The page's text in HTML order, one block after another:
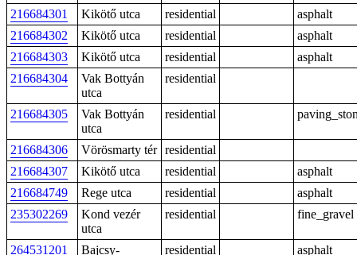
216684301 Kikötő utca residential
asphalt
216684302
Kikötő utca residential
asphalt
216684303
Kikötő utca residential
asphalt
216684304
Vak Bottyán
utca
residential
216684305
Vak Bottyán
utca
residential
216684306 Vörösmarty tér residential
216684307
Kikötő utca residential
asphalt
216684749
Rege utca residential
asphalt
235302269
Kond vezér
utca
residential fine_gravel
264531201
Bajcsy-
residential asphalt